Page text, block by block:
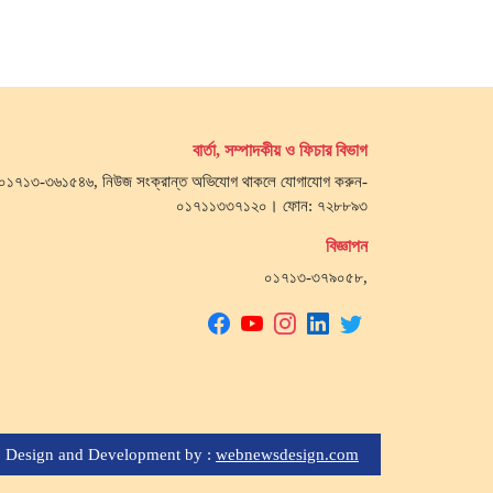
বার্তা, সম্পাদকীয় ও ফিচার বিভাগ
০১৭১৩-৩৬১৫৪৬, নিউজ সংক্রান্ত অভিযোগ থাকলে যোগাযোগ করুন-
০১৭১১৩৩৭১২০। ফোন: ৭২৮৮৯৩
বিজ্ঞাপন
০১৭১৩-৩৭৯০৫৮,
Design and Development by : webnewsdesign.com